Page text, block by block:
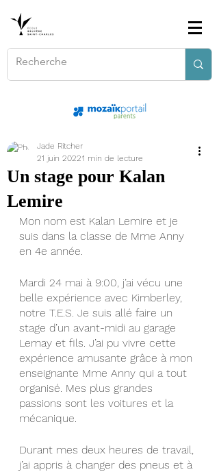
Un stage pour Kalan
Lemire
Jade Ritcher
21 juin 20221 min de lecture
Mon nom est Kalan Lemire et je
suis dans la classe de Mme Anny
en 4e année.
Mardi 24 mai à 9:00, j’ai vécu une
belle expérience avec Kimberley,
notre T.E.S. Je suis allé faire un
stage d’un avant-midi au garage
Lemay et fils. J’ai pu vivre cette
expérience amusante grâce à mon
enseignante Mme Anny qui a tout
organisé. Mes plus grandes
passions sont les voitures et la
mécanique.
Durant mes deux heures de travail,
j’ai appris à changer des pneus et à